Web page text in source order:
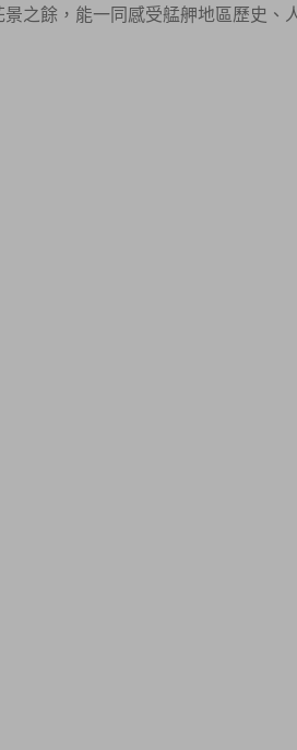
之餘，能一同感受艋舺地區歷史、